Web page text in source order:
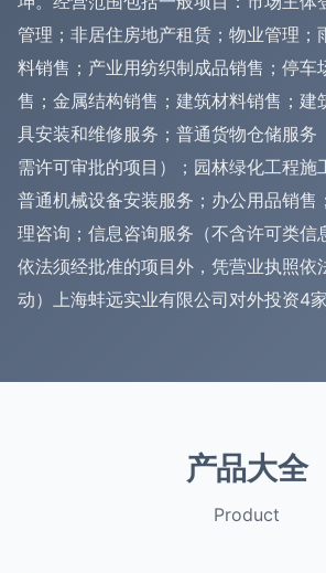
管理；非居住房地产租赁；物业管理；
料销售；产业用纺织制成品销售；停车
售；金属结构销售；建筑材料销售；建
具安装和维修服务；普通货物仓储服务
需许可审批的项目）；园林绿化工程施
普通机械设备安装服务；办公用品销售
理咨询；信息咨询服务（不含许可类信
依法须经批准的项目外，凭营业执照依
动）上海蚌远实业有限公司对外投资4家
产品大全
Product